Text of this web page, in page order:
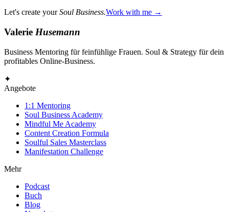
Let's create yourSoul Business.Work with me →
Valerie Husemann
Business Mentoring für feinfühlige Frauen. Soul & Strategy für dein
profitables Online-Business.
✦
Angebote
1:1 Mentoring
Soul Business Academy
Mindful Me Academy
Content Creation Formula
Soulful Sales Masterclass
Manifestation Challenge
Mehr
Podcast
Buch
Blog